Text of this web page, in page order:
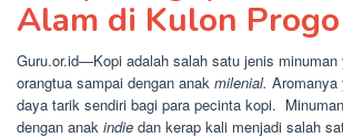
Alam di Kulon Progo
Guru.or.id—Kopi adalah salah satu jenis minuman
orangtua sampai dengan anak milenial. Aromanya
daya tarik sendiri bagi para pecinta kopi.
dengan anak indie dan kerap kali menjadi salah